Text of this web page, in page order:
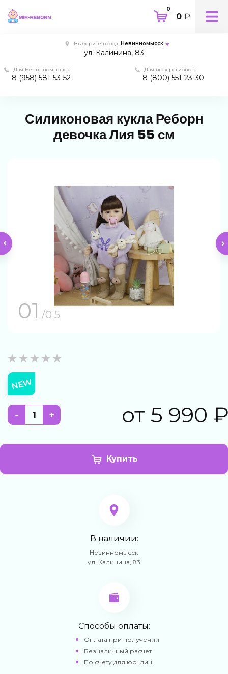
0
0 ₽
Выберите город: Невинномысск
ул. Калинина, 83
Для всех регионов:
8 (800) 551-23-30
Для Невинномысска:
8 (958) 581-53-52
Силиконовая кукла Реборн
девочка Лия 55 см
01 /0 5
NEW
- + от 5 990
Купить
В наличии:
Невинномысск
ул. Калинина, 83
Способы оплаты:
Оплата при получении
Безналичный расчет
По счету для юр. лиц